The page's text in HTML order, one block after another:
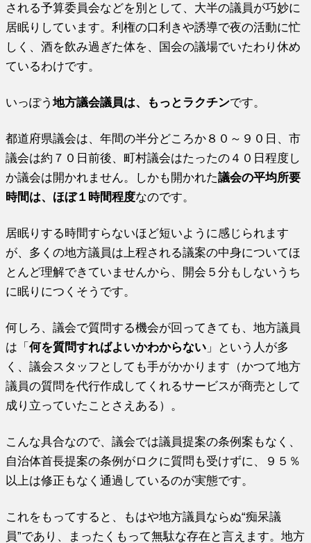
される予算委員会などを別として、大半の議員が巧妙に
居眠りしています。利権の口利きや誘導で夜の活動に忙
しく、酒を飲み過ぎた体を、国会の議場でいたわり休め
ているわけです。
いっぽう地方議会議員は、もっとラクチンです。
都道府県議会は、年間の半分どころか８０～９０日、市
議会は約７０日前後、町村議会はたったの４０日程度し
か議会は開かれません。しかも開かれた議会の平均所要
時間は、ほぼ１時間程度なのです。
居眠りする時間すらないほど短いように感じられます
が、多くの地方議員は上程される議案の中身についてほ
とんど理解できていませんから、開会５分もしないうち
に眠りにつくそうです。
何しろ、議会で質問する機会が回ってきても、地方議員
は「何を質問すればよいかわからない 」という人が多
く、議会スタッフとしても手がかかります（かつて地方
議員の質問を代行作成してくれるサービスが商売として
成り立っていたことさえある）。
こんな具合なので、議会では議員提案の条例案もなく、
自治体首長提案の条例がロクに質問も受けずに、９５％
以上は修正もなく通過しているのが実態です。
これをもってすると、もはや地方議員ならぬ“痴呆議
員”であり、まったくもって無駄な存在と言えます。地方